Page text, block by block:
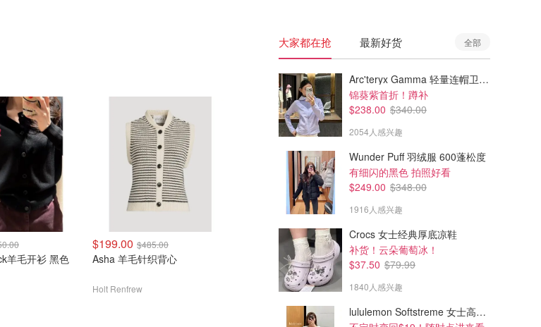
羊毛开衫 黑色
$199.00 $485.00
Asha 羊毛针织背心
Holt Renfrew
$89.00
Becca Pointelle 针织开衫 宽松款
穿上变成小黄鸡
Urban Outfitters
$13.99 $54.00
Dealer V领短款针织背心
少女粉
Urban Outfitters
大家都在抢 最新好货 全部
Arc'teryx Gamma 轻量连帽卫衣 女款
锦葵紫首折！蹲补
$238.00 $340.00
2054人感兴趣
Wunder Puff 羽绒服 600蓬松度
有细闪的黑色 拍照好看
$249.00 $348.00
1916人感兴趣
Crocs 女士经典厚底凉鞋
补货！云朵葡萄冰！
$37.50 $79.99
1840人感兴趣
lululemon Softstreme 女士高腰短裤 10cm